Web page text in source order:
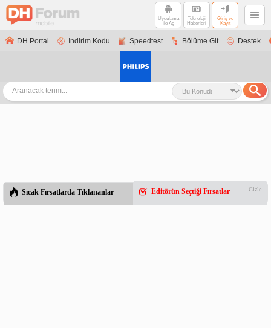
Uygulama
ile Aç
Teknoloji
Haberleri
Giriş ve
Kayıt
DH Portal İndirim Kodu Speedtest Bölüme Git Destek
Sıcak Fırsatlarda Tıklananlar Editörün Seçtiği Fırsatlar Gizle